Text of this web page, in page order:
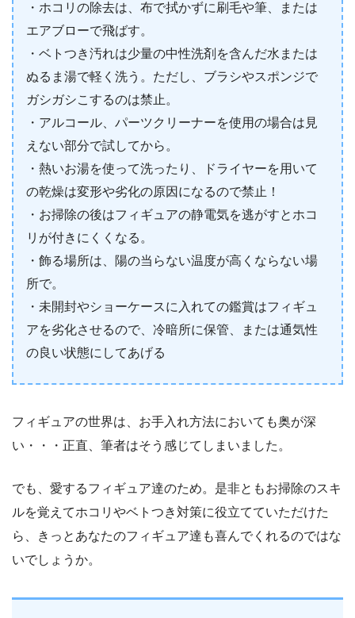
・ホコリの除去は、布で拭かずに刷毛や筆、または
エアブローで飛ばす。
・ベトつき汚れは少量の中性洗剤を含んだ水または
ぬるま湯で軽く洗う。ただし、ブラシやスポンジで
ガシガシこするのは禁止。
・アルコール、パーツクリーナーを使用の場合は見
えない部分で試してから。
・熱いお湯を使って洗ったり、ドライヤーを用いて
の乾燥は変形や劣化の原因になるので禁止！
・お掃除の後はフィギュアの静電気を逃がすとホコ
リが付きにくくなる。
・飾る場所は、陽の当らない温度が高くならない場
所で。
・未開封やショーケースに入れての鑑賞はフィギュ
アを劣化させるので、冷暗所に保管、または通気性
の良い状態にしてあげる
フィギュアの世界は、お手入れ方法においても奥が深
い・・・正直、筆者はそう感じてしまいました。
でも、愛するフィギュア達のため。是非ともお掃除のスキ
ルを覚えてホコリやベトつき対策に役立てていただけた
ら、きっとあなたのフィギュア達も喜んでくれるのではな
いでしょうか。